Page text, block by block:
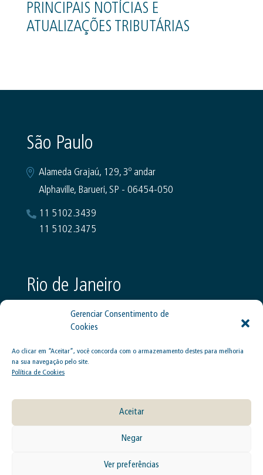
Ao clicar em “Aceitar”, você concorda com o armazenamento destes para melhoria
na sua navegação pelo site.
Política de Cookies
Aceitar
Negar
Ver preferências
PRINCIPAIS NOTÍCIAS E
ATUALIZAÇÕES TRIBUTÁRIAS
São Paulo
Alameda Grajaú, 129, 3º andar
Alphaville, Barueri, SP - 06454-050
11 5102.3439
11 5102.3475
Rio de Janeiro
Rua Marquês de Abrantes, 170, 5º andar
Flamengo, Rio de Janeiro, RJ - 22230-060
21 2210.5098
21 2533.3289
Copyright Ⓒ 2023 Todos os direitos reservados